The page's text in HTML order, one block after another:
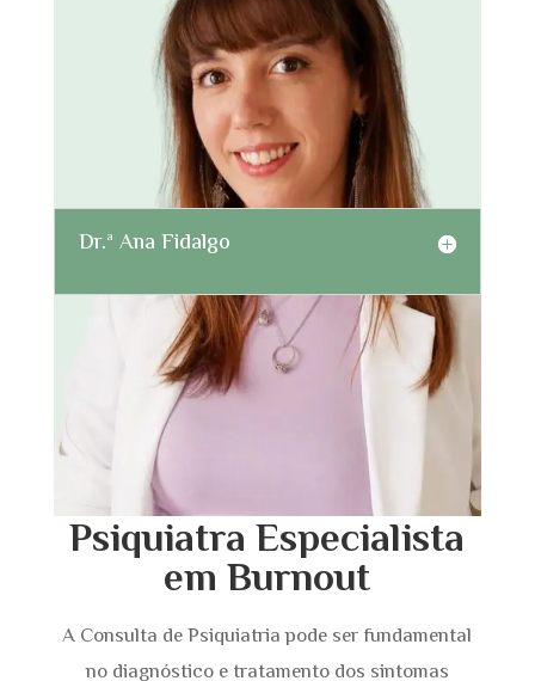
Dr.ª Ana Fidalgo
Psiquiatra Especialista
em Burnout
A Consulta de Psiquiatria pode ser fundamental
no diagnóstico e tratamento dos sintomas